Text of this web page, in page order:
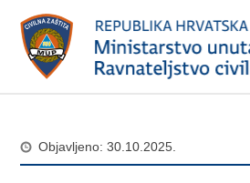
Objavljeno: 30.10.2025.